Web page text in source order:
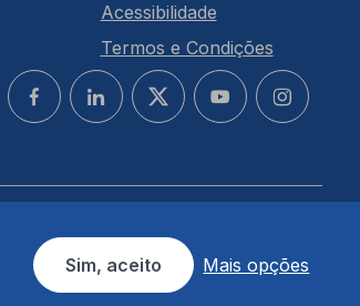
Sim, aceito Mais opções
Acessibilidade
Termos e Condições